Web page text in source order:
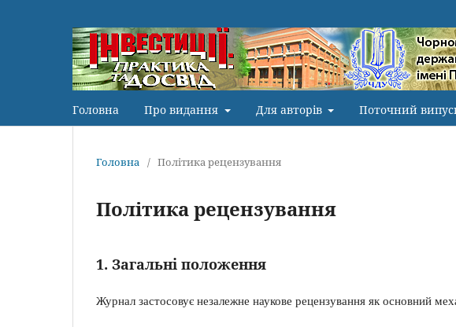
Головна Про видання Для авторів Поточний
Головна / Політика рецензування
Політика рецензування
1. Загальні положення
Журнал застосовує незалежне наукове рецензування як основний